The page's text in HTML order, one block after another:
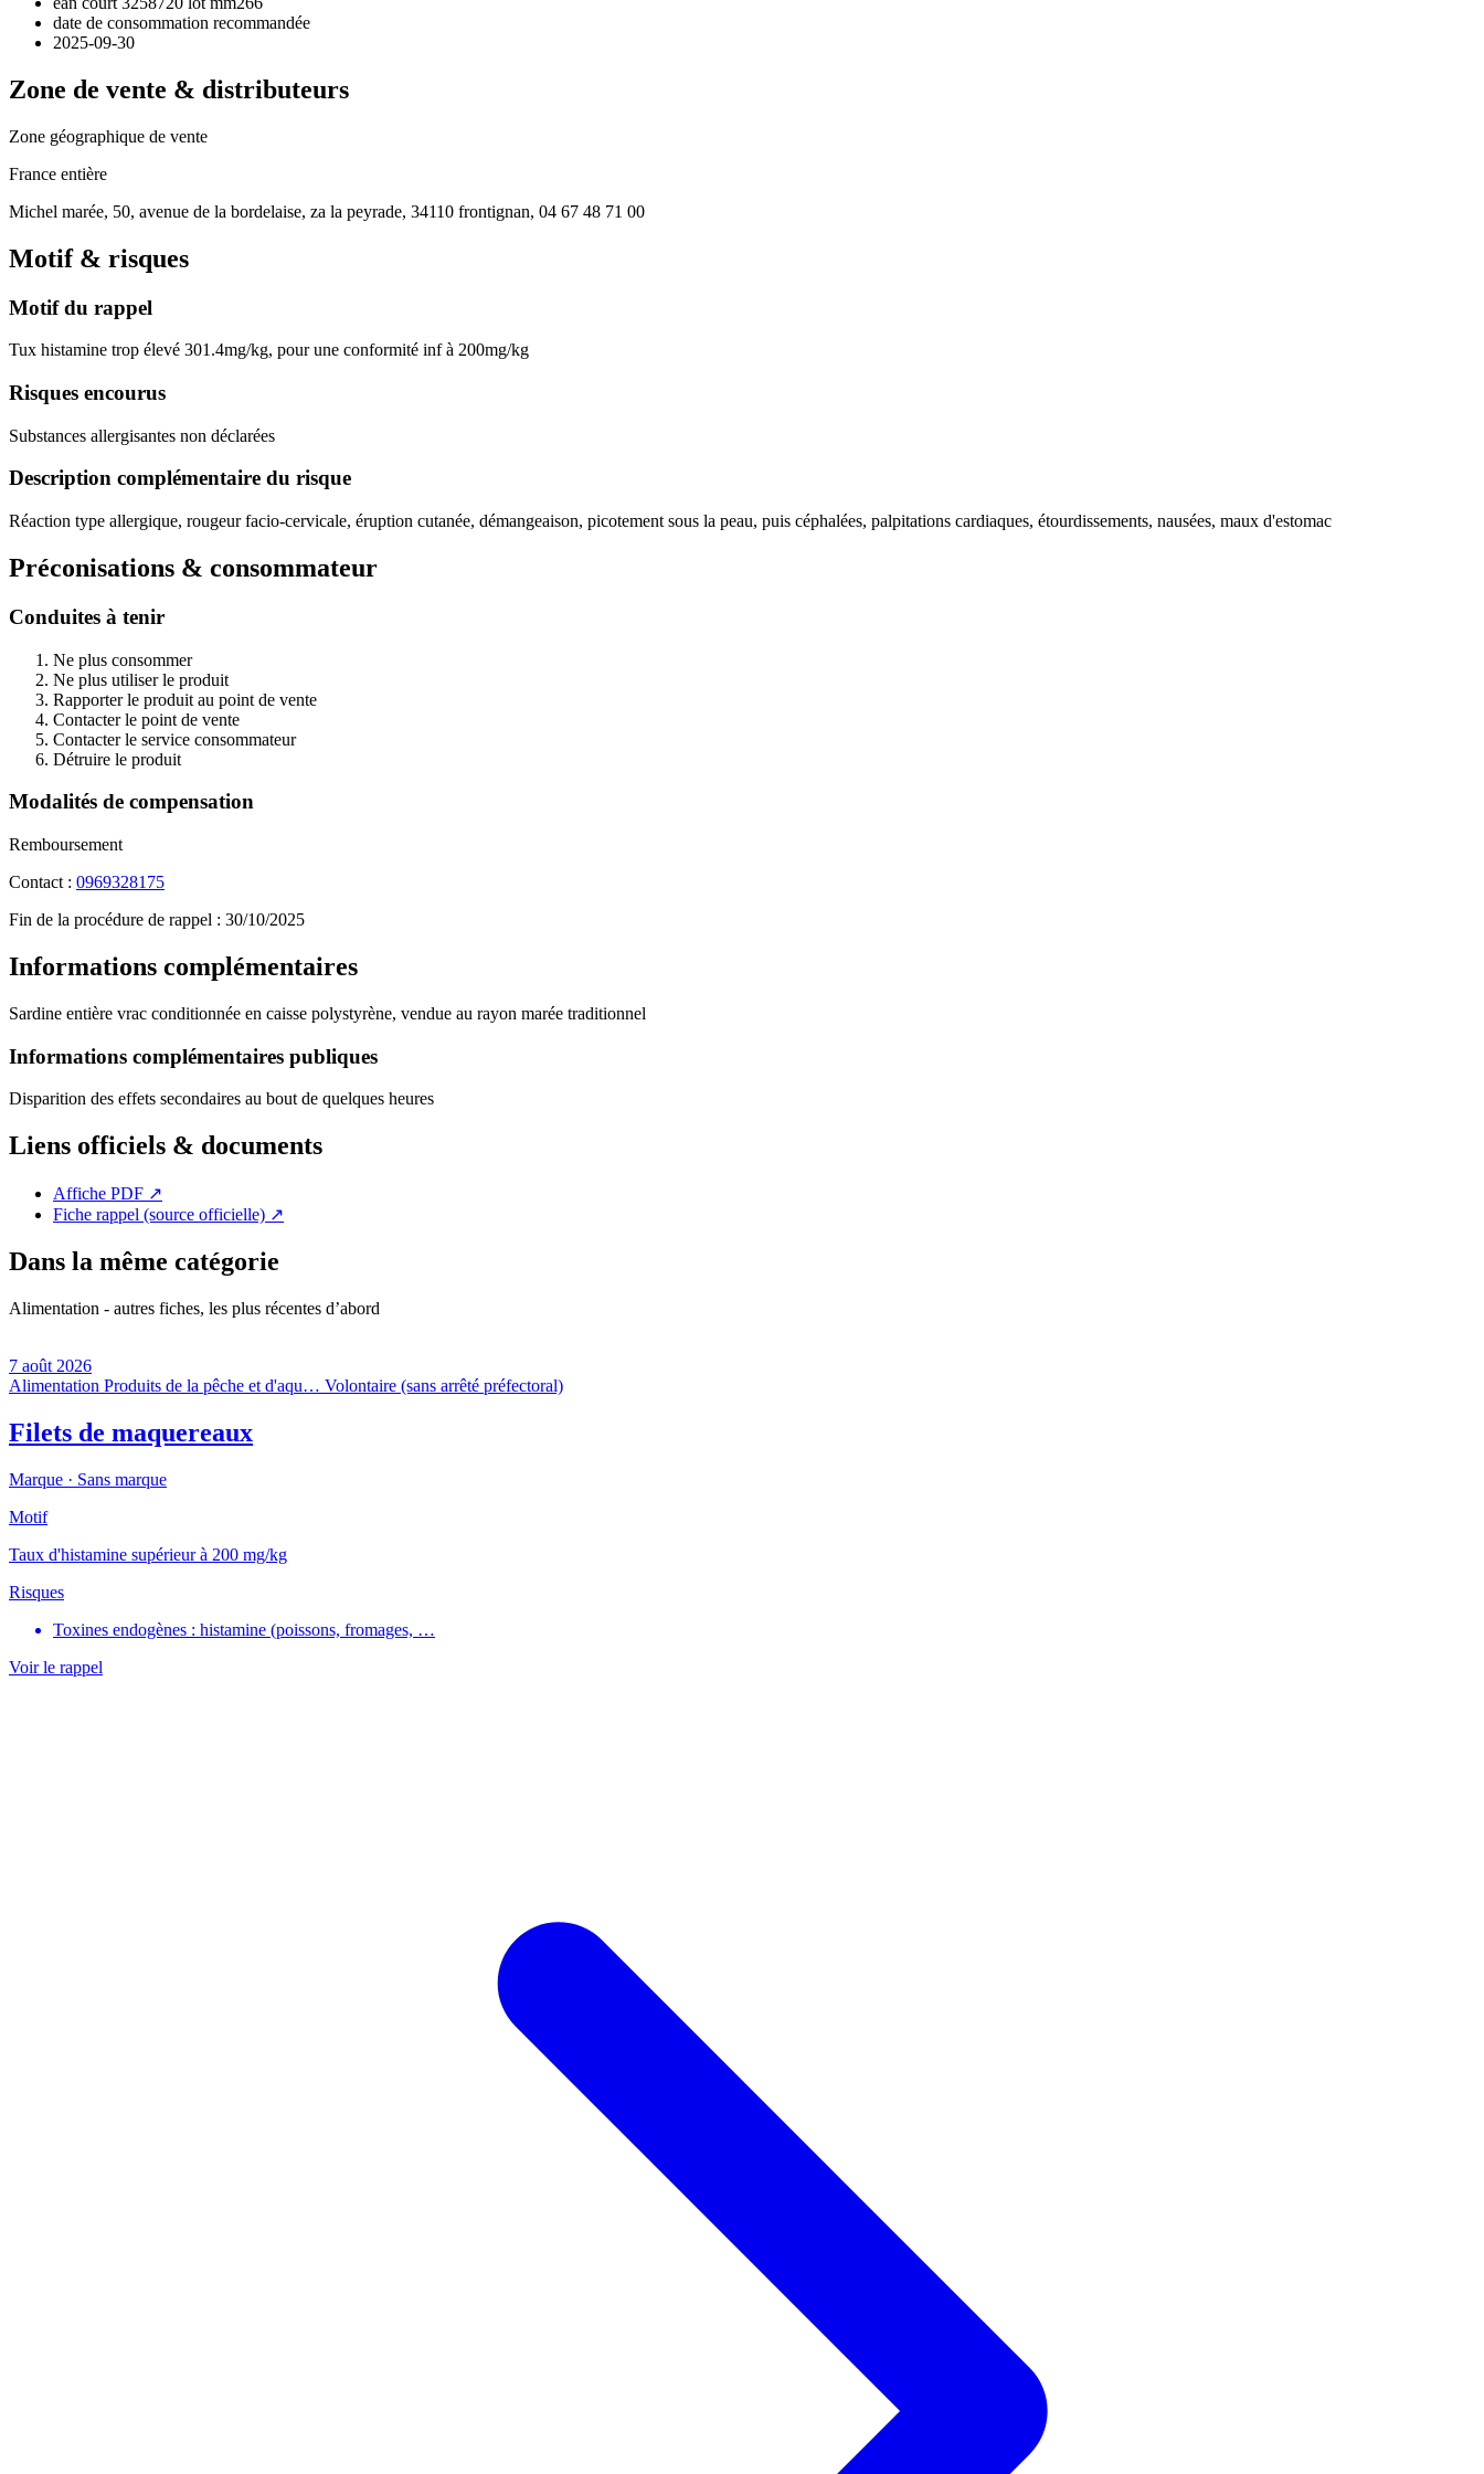
date de consommation recommandée
2025-09-30
Zone de vente & distributeurs
Zone géographique de vente
France entière
Michel marée, 50, avenue de la bordelaise, za la peyrade, 34110 frontignan, 04 67 48 71 00
Motif & risques
Motif du rappel
Tux histamine trop élevé 301.4mg/kg, pour une conformité inf à 200mg/kg
Risques encourus
Substances allergisantes non déclarées
Description complémentaire du risque
Réaction type allergique, rougeur facio-cervicale, éruption cutanée, démangeaison, picotement sous la peau, puis céphalées, palpitations cardiaques, étourdissements, nausées, maux d'estomac
Préconisations & consommateur
Conduites à tenir
Ne plus consommer
Ne plus utiliser le produit
Rapporter le produit au point de vente
Contacter le point de vente
Contacter le service consommateur
Détruire le produit
Modalités de compensation
Remboursement
Contact : 0969328175
Fin de la procédure de rappel : 30/10/2025
Informations complémentaires
Sardine entière vrac conditionnée en caisse polystyrène, vendue au rayon marée traditionnel
Informations complémentaires publiques
Disparition des effets secondaires au bout de quelques heures
Liens officiels & documents
Affiche PDF ↗
Fiche rappel (source officielle) ↗
Dans la même catégorie
Alimentation - autres fiches, les plus récentes d’abord
7 août 2026
Alimentation Produits de la pêche et d'aqu… Volontaire (sans arrêté préfectoral)
Filets de maquereaux
Marque · Sans marque
Motif
Taux d'histamine supérieur à 200 mg/kg
Risques
Toxines endogènes : histamine (poissons, fromages, …
Voir le rappel